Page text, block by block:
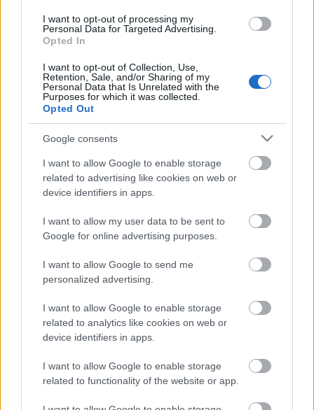
I want to opt-out of processing my
Personal Data for Targeted Advertising.
Opted In
I want to opt-out of Collection, Use,
Retention, Sale, and/or Sharing of my
Personal Data that Is Unrelated with the
Purposes for which it was collected.
Opted Out
Google consents
I want to allow Google to enable storage
related to advertising like cookies on web or
device identifiers in apps.
I want to allow my user data to be sent to
Google for online advertising purposes.
I want to allow Google to send me
personalized advertising.
I want to allow Google to enable storage
related to analytics like cookies on web or
device identifiers in apps.
I want to allow Google to enable storage
related to functionality of the website or app.
Égre törő fohász. Halott tükör, ferde ragyogás.
"A három jelentős, különleges előadó közös munkája
magával ragad. Fehér Ferencet és Gergye Krisztiánt
egyazon színpadon látni szokatlan öröm, remek
lehetőség. A két fiatal táncos markáns, karakteres, itt
és most megtapasztalhatóan mégsem oly távoli
előadó művészete alázatosan és rugalmasan idomul
egymáshoz, csiszolódik össze, különös élménnyé
téve ezt a komor, ijesztő, zsigerig ható játékot.(...) A
hármak tánca egészen szélsőséges hatást gyakorol a
nézőkre: beszippant minket, lebénít, röptet és
földhöz csap. (...)"
Halász Tamás - Színház, 2005. június
Fesztivál (2005) díjazottja.
Jegyár: elővételben 1000 Ft, a program napján 1200